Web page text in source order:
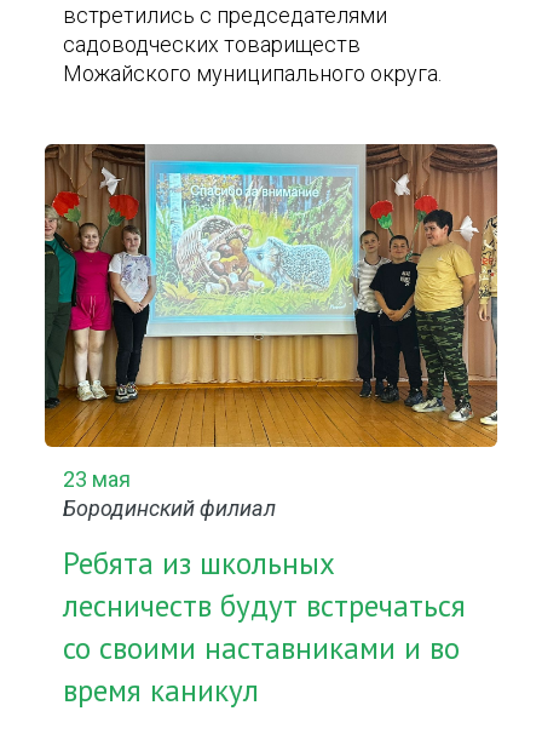
встретились с председателями
садоводческих товариществ
Можайского муниципального округа.
23 мая
Бородинский филиал
Ребята из школьных
лесничеств будут встречаться
со своими наставниками и во
время каникул